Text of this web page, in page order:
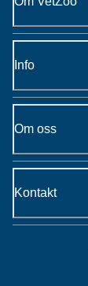
Info
Om oss
Kontakt